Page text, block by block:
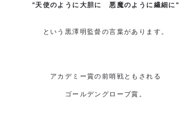
"天使のように大胆に 悪魔のように繊細に"
という黒澤明監督の言葉があります。
アカデミー賞の前哨戦ともされる
ゴールデングローブ賞。